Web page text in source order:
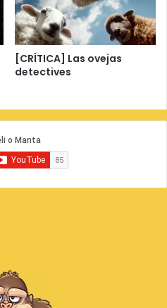
[CRÍTICA] Las ovejas
detectives